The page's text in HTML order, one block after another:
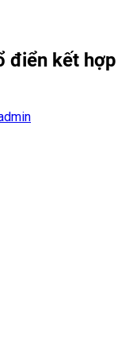
điển kết hợp